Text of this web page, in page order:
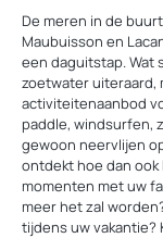
De meren in de
Maubuisson en
een daguitstap. Wat
zoetwater uiteraard,
activiteitenaanbod
paddle, windsurfen,
gewoon neervlijen
ontdekt hoe dan
momenten met uw
meer het zal
tijdens uw vakantie?